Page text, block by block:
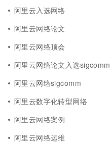
阿里云入选网络
阿里云网络论文
阿里云网络顶会
阿里云网络论文入选sigcomm
阿里云网络sigcomm
阿里云数字化转型网络
阿里云网络案例
阿里云网络运维